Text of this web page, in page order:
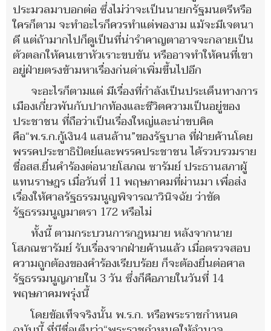
ประมวลมาบอกต่อ ซึ่งไม่ว่าจะเป็นนายกรัฐมนตรีหรือ
ใครก็ตาม จะทำอะไรก็ควรทำแต่พองาม แม้จะมีเจตนา
ดี แต่ถ้ามากไปก็ดูเป็นที่น่ารำคาญตาอาจจะกลายเป็น
ตัวตลกให้คนเขาหัวเราะขบขัน หรืออาจทำให้คนที่เขา
อยู่ฝ่ายตรงข้ามหาเรื่องก่นด่าเพิ่มขึ้นไปอีก
จะอะไรก็ตามแต่ มีเรื่องที่กำลังเป็นประเด็นทางการ
เมืองเกี่ยวพันกับปากท้องและชีวิตความเป็นอยู่ของ
ประชาชน ที่ถือว่าเป็นเรื่องใหญ่และน่าขบคิด
คือ“พ.ร.ก.กู้เงิน4 แสนล้าน”ของรัฐบาล ที่ฝ่ายค้านโดย
พรรคประชาธิปัตย์และพรรคประชาชน ได้รวบรวมราย
ชื่อสส.ยื่นคำร้องต่อนายโสภณ ซารัมย์ ประธานสภาผู้
แทนราษฎร เมื่อวันที่ 11 พฤษภาคมที่ผ่านมา เพื่อส่ง
เรื่องให้ศาลรัฐธรรมนูญพิจารณาวินิจฉัย ว่าขัด
รัฐธรรมนูญมาตรา 172 หรือไม่
ทั้งนี้ ตามกระบวนการกฎหมาย หลังจากนาย
โสภณซารัมย์ รับเรื่องจากฝ่ายค้านแล้ว เมื่อตรวจสอบ
ความถูกต้องของคำร้องเรียบร้อย ก็จะต้องยื่นต่อศาล
รัฐธรรมนูญภายใน 3 วัน ซึ่งก็คือภายในวันที่ 14
พฤษภาคมพรุ่งนี้
โดยข้อเท็จจริงนั้น พ.ร.ก. หรือพระราชกำหนด